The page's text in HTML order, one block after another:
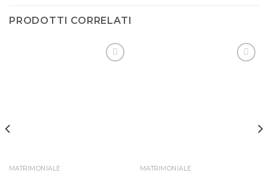
PRODOTTI CORRELATI
MATRIMONIALE MATRIMONIALE